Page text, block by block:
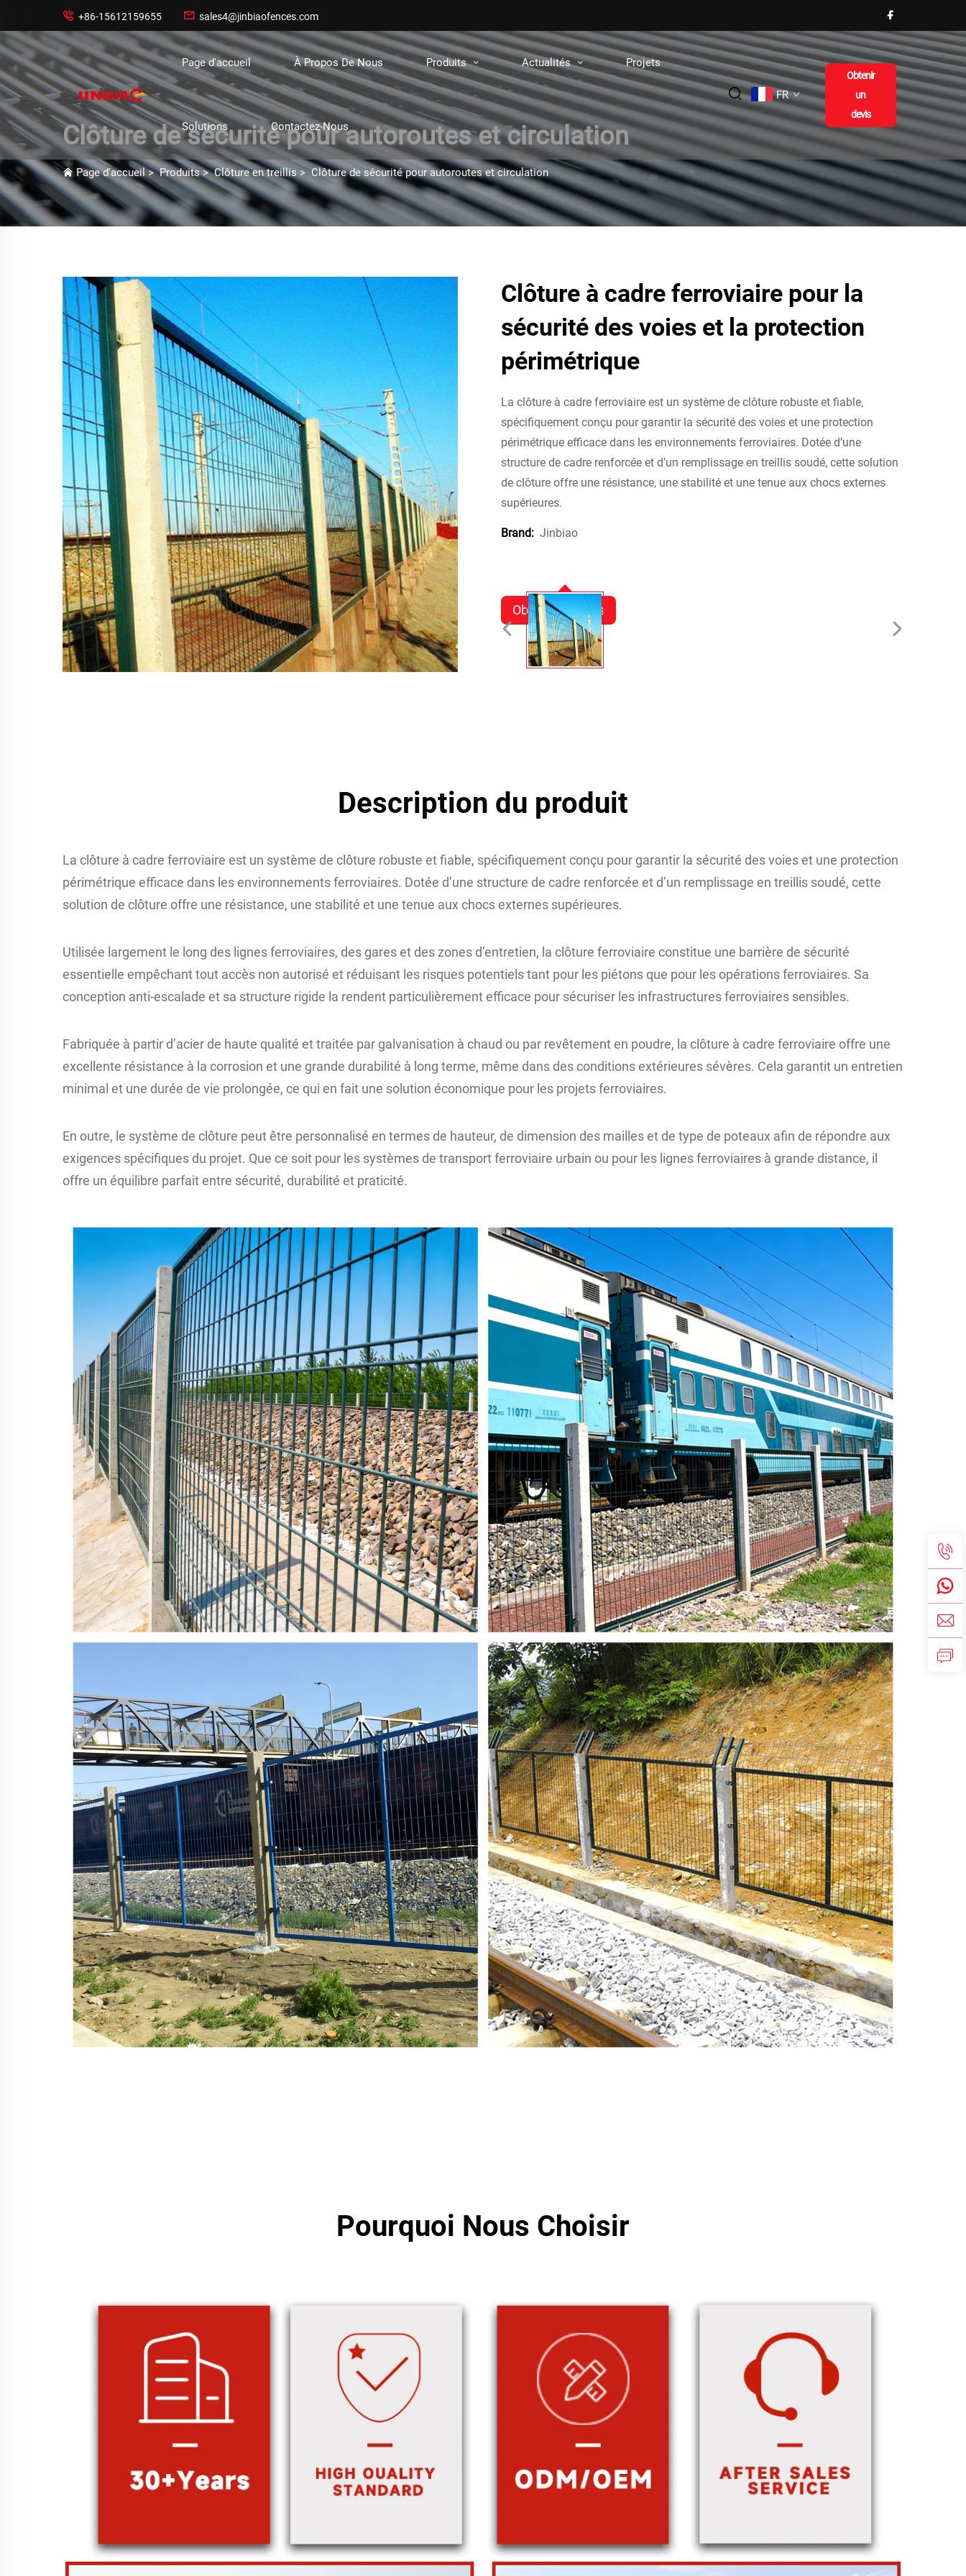
 +86-15612159655  sales4@jinbiaofences.com
Page d'accueil À Propos De Nous Produits Actualités Projets
Solutions Contactez-Nous
FR
Obtenir
un
devis
Clôture de sécurité pour autoroutes et circulation
Page d'accueil>Produits>Clôture en treillis > Clôture de sécurité pour autoroutes et circulation
Clôture à cadre ferroviaire pour la
sécurité des voies et la protection
périmétrique
La clôture à cadre ferroviaire est un système de clôture robuste et fiable,
spécifiquement conçu pour garantir la sécurité des voies et une protection
périmétrique efficace dans les environnements ferroviaires. Dotée d’une
structure de cadre renforcée et d’un remplissage en treillis soudé, cette solution
de clôture offre une résistance, une stabilité et une tenue aux chocs externes
supérieures.
Brand: Jinbiao
Obtenir un devis
Description du produit
La clôture à cadre ferroviaire est un système de clôture robuste et fiable, spécifiquement conçu pour garantir la sécurité des voies et une protection
périmétrique efficace dans les environnements ferroviaires. Dotée d’une structure de cadre renforcée et d’un remplissage en treillis soudé, cette
solution de clôture offre une résistance, une stabilité et une tenue aux chocs externes supérieures.
Utilisée largement le long des lignes ferroviaires, des gares et des zones d’entretien, la clôture ferroviaire constitue une barrière de sécurité
essentielle empêchant tout accès non autorisé et réduisant les risques potentiels tant pour les piétons que pour les opérations ferroviaires. Sa
conception anti-escalade et sa structure rigide la rendent particulièrement efficace pour sécuriser les infrastructures ferroviaires sensibles.
Fabriquée à partir d’acier de haute qualité et traitée par galvanisation à chaud ou par revêtement en poudre, la clôture à cadre ferroviaire offre une
excellente résistance à la corrosion et une grande durabilité à long terme, même dans des conditions extérieures sévères. Cela garantit un entretien
minimal et une durée de vie prolongée, ce qui en fait une solution économique pour les projets ferroviaires.
En outre, le système de clôture peut être personnalisé en termes de hauteur, de dimension des mailles et de type de poteaux afin de répondre aux
exigences spécifiques du projet. Que ce soit pour les systèmes de transport ferroviaire urbain ou pour les lignes ferroviaires à grande distance, il
offre un équilibre parfait entre sécurité, durabilité et praticité.
Pourquoi Nous Choisir